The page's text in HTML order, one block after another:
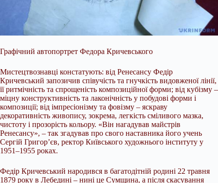
Графічний автопортрет Федора Кричевського
Мистецтвознавці констатують: від Ренесансу Федір
Кричевський запозичив співучість та гнучкість видовженої лінії,
її ритмічність та спрощеність композиційної форми; від кубізму –
міцну конструктивність та лаконічність у побудові форми і
композиції; від імпресіонізму та фовізму – яскраву
декоративність живопису, зокрема, легкість сміливого мазка,
чистоту і прозорість кольору. «Він нагадував майстрів
Ренесансу», – так згадував про свого наставника його учень
Сергій Григор’єв, ректор Київського художнього інституту у
1951–1955 роках.
Федір Кричевський народився в багатодітній родині 22 травня
1879 року в Лебедині – нині це Сумщина, а після скасування